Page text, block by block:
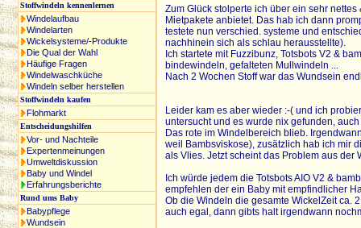
Stoffwindeln kennenlernen
Windelaufbau
Windelarten
Wickelsysteme/-Produkte
Die Qual der Wahl
Häufige Fragen
Windelwaschküche
Windeln selber herstellen
Stoffwindeln kaufen
Flohmarkt
Entscheidungshilfen
Vor- und Nachteile
Expertenmeinungen
Umweltdiskussion
Baby und Windel
Erfahrungsberichte
Rund ums Baby
Babypflege
Wundsein
Zum Glück stolperte ich über ein sehr
Mietpakete anbietet. Das hab ich dann
testete nun verschied. systeme und
nachhinein sich als schlau herausstellte).
Ich startete mit Fuzzibunz, Totsbots V2 &
bindewindeln, gefalteten Mullwindeln ...
Nach 2 Wochen Stoff war das Wundsein
Leider kam es aber wieder :-( und ich
untersucht und es wurde nix gefunden,
Das rote im Windelbereich blieb.
weil Bambsviskose), zusätzlich hab ich mir
als Vlies. Jetzt scheint das Problem aus der
Ich würde jedem die Totsbots AIO V2 &
empfehlen der ein Baby mit empfindlicher
Ob die Windeln die gesamte WickelZeit ca.
auch egal, dann gibts halt irgendwann